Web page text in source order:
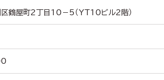
鶴屋町2丁目10－5（YT10ビル2階）